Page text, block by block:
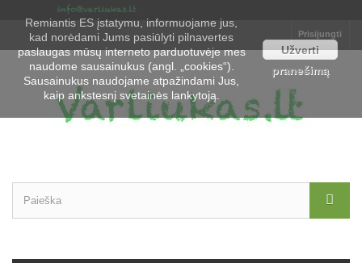
Prisijungti
Remiantis ES įstatymu, informuojame jus,
kad norėdami Jums pasiūlyti pilnavertes
paslaugas mūsų interneto parduotuvėje mes
naudome sausainukus (angl. „cookies“).
Sausainukus naudojame atpažindami Jus,
kaip ankstesnį svetainės lankytoją.
Užverti
pranešimą